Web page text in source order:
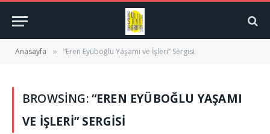
Anasayfa » “Eren Eyüboğlu Yaşamı ve İşleri” Sergisi
BROWSING:“EREN EYÜBOĞLU YAŞAMI
VE İŞLERI” SERGISI